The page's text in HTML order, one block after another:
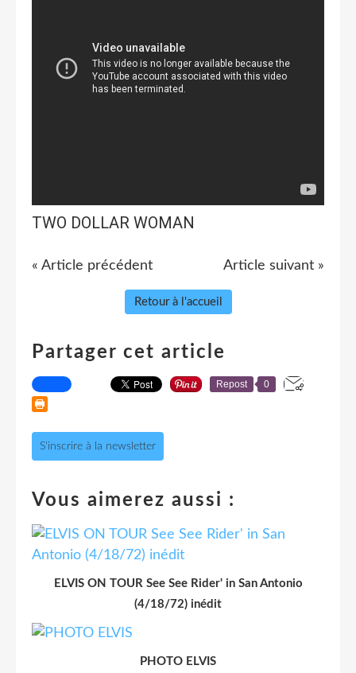
TWO DOLLAR WOMAN
« Article précédent Article suivant »
Retour à l'accueil
Partager cet article
Repost 0
S'inscrire à la newsletter
Vous aimerez aussi :
ELVIS ON TOUR See See Rider' in San Antonio
(4/18/72) inédit
PHOTO ELVIS